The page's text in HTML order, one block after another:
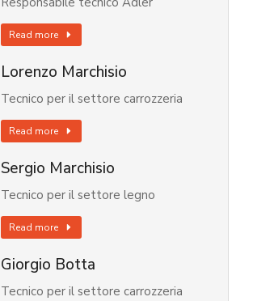
Read more
Lorenzo Marchisio
Tecnico per il settore carrozzeria
Read more
Sergio Marchisio
Tecnico per il settore legno
Read more
Giorgio Botta
Tecnico per il settore carrozzeria